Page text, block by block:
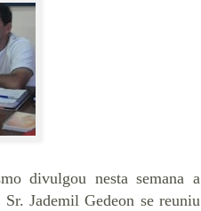
divulgou nesta semana a
Jademil Gedeon se reuniu